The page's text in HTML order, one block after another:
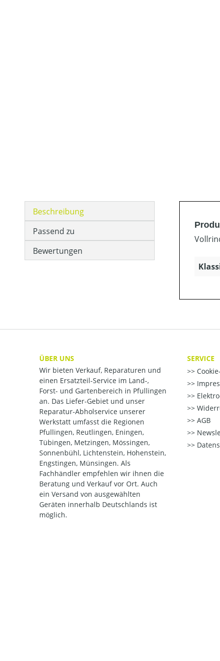
Beschreibung
Passend zu
Bewertungen
ÜBER UNS
Wir bieten Verkauf, Reparaturen und
einen Ersatzteil-Service im Land-,
Forst- und Gartenbereich in Pfullingen
an. Das Liefer-Gebiet und unser
Reparatur-Abholservice unserer
Werkstatt umfasst die Regionen
Pfullingen, Reutlingen, Eningen,
Tübingen, Metzingen, Mössingen,
Sonnenbühl, Lichtenstein, Hohenstein,
Engstingen, Münsingen. Als
Fachhändler empfehlen wir ihnen die
Beratung und Verkauf vor Ort. Auch
ein Versand von ausgewählten
Geräten innerhalb Deutschlands ist
möglich.
SERVICE
AGB